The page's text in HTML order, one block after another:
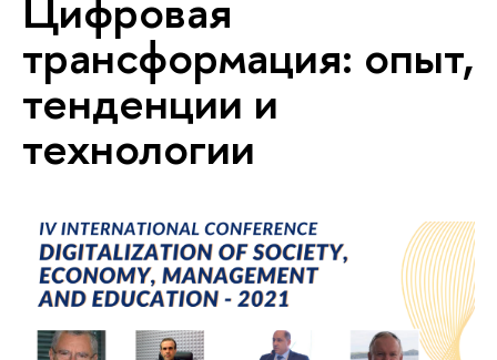
трансформация: опыт,
тенденции и
технологии